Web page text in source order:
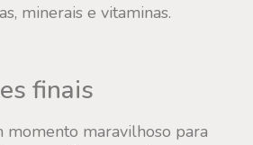
minerais e vitaminas.
finais
momento maravilhoso para